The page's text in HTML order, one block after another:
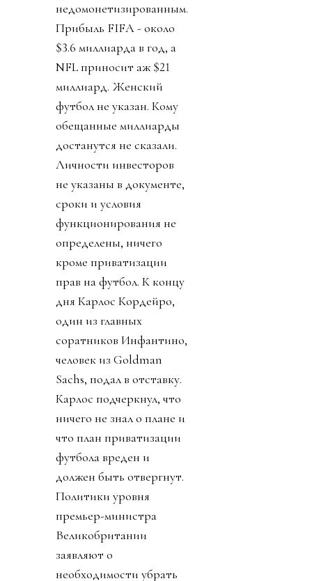
недомонетизированным.
Прибыль FIFA - около
$3.6 миллиарда в год, а
NFL приносит аж $21
миллиард. Женский
футбол не указан. Кому
обещанные миллиарды
достанутся не сказали.
Личности инвесторов
не указаны в документе,
сроки и условия
функционирования не
определены, ничего
кроме приватизации
прав на футбол. К концу
дня Карлос Кордейро,
один из главных
соратников Инфантино,
человек из Goldman
Sachs, подал в отставку.
Карлос подчеркнул, что
ничего не знал о плане и
что план приватизации
футбола вреден и
должен быть отвергнут.
Политики уровня
премьер-министра
Великобритании
заявляют о
необходимости убрать